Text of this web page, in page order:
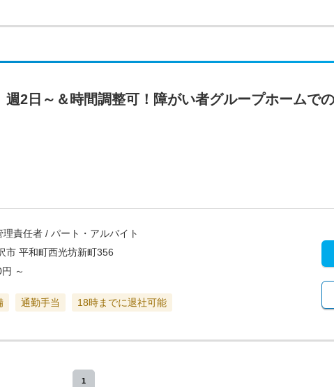
週2日～＆時間調整可！障がい者グループホームで
理責任者 / パート・アルバイト
市 平和町西光坊新町356
～
通勤手当 18時までに退社可能
1